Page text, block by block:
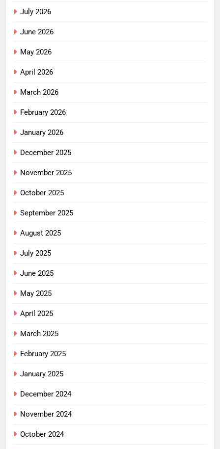
July 2026
June 2026
May 2026
April 2026
March 2026
February 2026
January 2026
December 2025
November 2025
October 2025
September 2025
August 2025
July 2025
June 2025
May 2025
April 2025
March 2025
February 2025
January 2025
December 2024
November 2024
October 2024